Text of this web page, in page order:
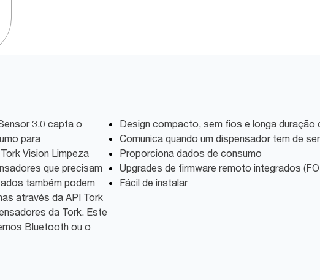
3.0 capta o
para
Vision Limpeza
que precisam
também podem
através da API Tork
da Tork. Este
Bluetooth ou o
Design compacto, sem fios e longa duração
Comunica quando um dispensador tem de
Proporciona dados de consumo
Upgrades de firmware remoto integrados
Fácil de instalar